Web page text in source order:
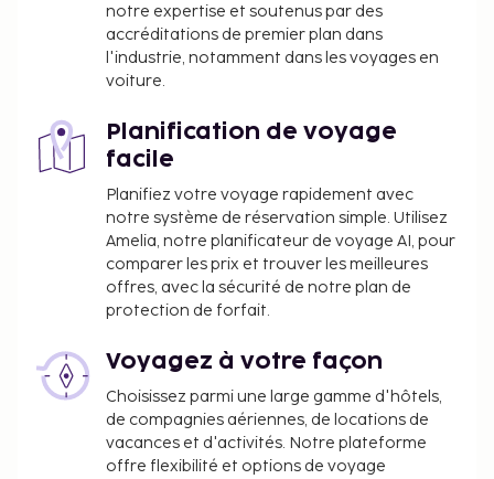
notre expertise et soutenus par des
accréditations de premier plan dans
l'industrie, notamment dans les voyages en
voiture.
Planification de voyage
facile
Planifiez votre voyage rapidement avec
notre système de réservation simple. Utilisez
Amelia, notre planificateur de voyage AI, pour
comparer les prix et trouver les meilleures
offres, avec la sécurité de notre plan de
protection de forfait.
Voyagez à votre façon
Choisissez parmi une large gamme d'hôtels,
de compagnies aériennes, de locations de
vacances et d'activités. Notre plateforme
offre flexibilité et options de voyage